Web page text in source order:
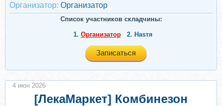
Организатор: Организатор
Список участников складчины:
1. Организатор 2. Наsтя
Записаться
[ЛекаМаркет] Комбинезон
4 июн 2026